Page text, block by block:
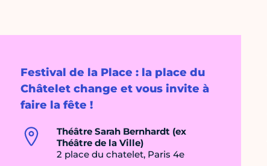
Festival de la Place : la place du
Châtelet change et vous invite à
faire la fête !
Théâtre Sarah Bernhardt (ex
Théâtre de la Ville)
2 place du chatelet, Paris 4e